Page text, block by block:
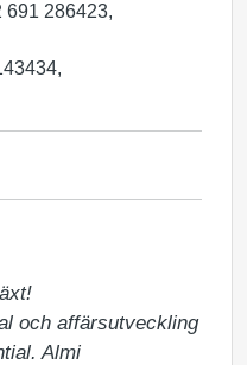
691 286423,
och affärsutveckling
Almi